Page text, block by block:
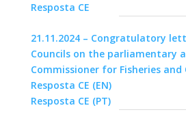
Resposta CE
21.11.2024 – Congratulatory
Councils on the parliamentary
Commissioner for Fisheries and
Resposta CE (EN)
Resposta CE (PT)